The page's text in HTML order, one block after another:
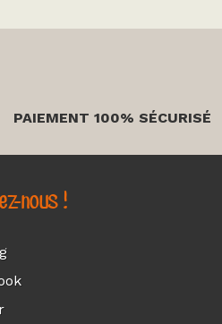
PAIEMENT 100% SÉCURISÉ
nous !